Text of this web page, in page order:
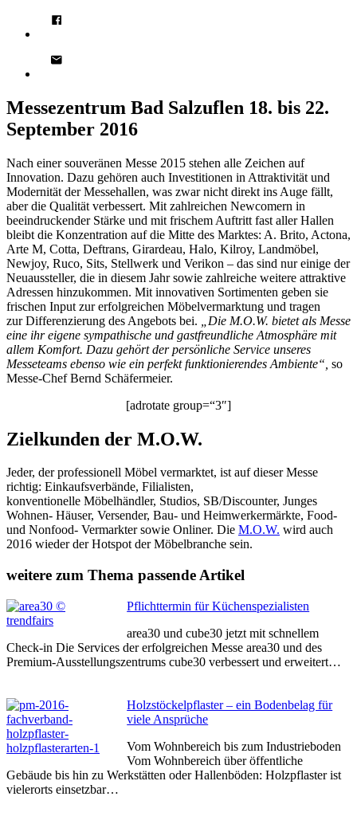
Messezentrum Bad Salzuflen 18. bis 22.
September 2016
Nach einer souveränen Messe 2015 stehen alle Zeichen auf
Innovation. Dazu gehören auch Investitionen in Attraktivität und
Modernität der Messehallen, was zwar nicht direkt ins Auge fällt,
aber die Qualität verbessert. Mit zahlreichen Newcomern in
beeindruckender Stärke und mit frischem Auftritt fast aller Hallen
bleibt die Konzentration auf die Mitte des Marktes: A. Brito, Actona,
Arte M, Cotta, Deftrans, Girardeau, Halo, Kilroy, Landmöbel,
Newjoy, Ruco, Sits, Stellwerk und Verikon – das sind nur einige der
Neuaussteller, die in diesem Jahr sowie zahlreiche weitere attraktive
Adressen hinzukommen. Mit innovativen Sortimenten geben sie
frischen Input zur erfolgreichen Möbelvermarktung und tragen
zur Differenzierung des Angebots bei.
„Die M.O.W. bietet als Messe
eine ihr eigene sympathische und gastfreundliche Atmosphäre mit
allem Komfort. Dazu gehört der persönliche Service unseres
Messeteams ebenso wie ein perfekt funktionierendes Ambiente“, so
Messe-Chef Bernd Schäfermeier.
[adrotate group=“3″]
Zielkunden der M.O.W.
Jeder, der professionell Möbel vermarktet, ist auf dieser Messe
richtig: Einkaufsverbände, Filialisten,
konventionelle Möbelhändler, Studios, SB/Discounter, Junges
Wohnen- Häuser, Versender, Bau- und Heimwerkermärkte, Food-
und Nonfood- Vermarkter sowie Onliner. Die M.O.W. wird auch
2016 wieder der Hotspot der Möbelbranche sein.
weitere zum Thema passende Artikel
Pflichttermin für Küchenspezialisten
area30 und cube30 jetzt mit schnellem
Check-in Die Services der erfolgreichen Messe area30 und des
Premium-Ausstellungszentrums cube30 verbessert und erweitert…
Holzstöckelpflaster – ein Bodenbelag für
viele Ansprüche
Vom Wohnbereich bis zum Industrieboden
Vom Wohnbereich über öffentliche
Gebäude bis hin zu Werkstätten oder Hallenböden: Holzpflaster ist
vielerorts einsetzbar…